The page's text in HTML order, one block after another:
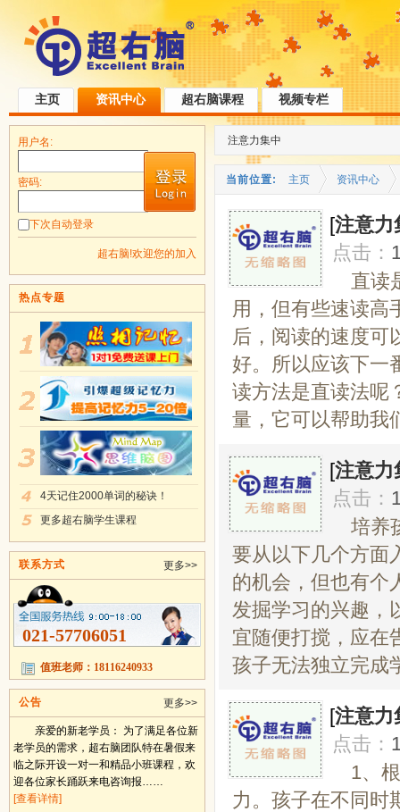
主页 资讯中心 超右脑课程 视频专栏
注意力集中
当前位置: 主页 资讯中心
[注意力
点击：
直读
用，但有些速读高
后，阅读的速度可
好。所以应该下一
读方法是直读法呢
量，它可以帮助我
[注意力
点击：
培养
要从以下几个方面
的机会，但也有个
发掘学习的兴趣，
宜随便打搅，应在
孩子无法独立完成
[注意力
点击：
1、
力。孩子在不同时
用户名:
密码:
下次自动登录
超右脑!欢迎您的加入
热点专题
4天记住2000单词的秘诀！
更多超右脑学生课程
联系方式 更多>>
021-57706051
值班老师：18116240933
公告 更多>>
亲爱的新老学员： 为了满足各位新
老学员的需求，超右脑团队特在暑假来
临之际开设一对一和精品小班课程，欢
迎各位家长踊跃来电咨询报……
[查看详情]